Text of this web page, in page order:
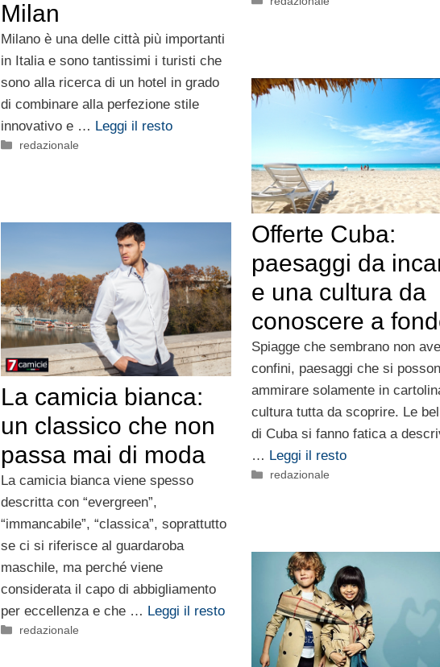
Milan
Milano è una delle città più importanti
in Italia e sono tantissimi i turisti che
sono alla ricerca di un hotel in grado
di combinare alla perfezione stile
innovativo e … Leggi il resto
Categorie
redazionale
Offerte Cuba:
paesaggi da
e una cultura da
conoscere a
Spiagge che sembrano non
confini, paesaggi che si
ammirare solamente in
cultura tutta da scoprire. Le
di Cuba si fanno fatica a
… Leggi il resto
Categorie
redazionale
La camicia bianca:
un classico che non
passa mai di moda
La camicia bianca viene spesso
descritta con “evergreen”,
“immancabile”, “classica”, soprattutto
se ci si riferisce al guardaroba
maschile, ma perché viene
considerata il capo di abbigliamento
per eccellenza e che … Leggi il resto
Categorie
redazionale